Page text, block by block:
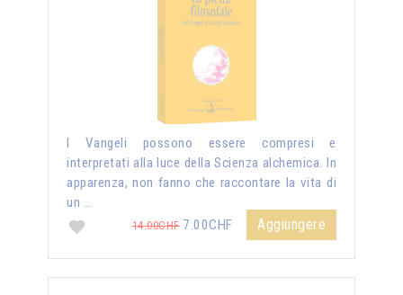
I Vangeli possono essere compresi e
interpretati alla luce della Scienza alchemica. In
apparenza, non fanno che raccontare la vita di
un …
14.00CHF7.00CHF Aggiungere